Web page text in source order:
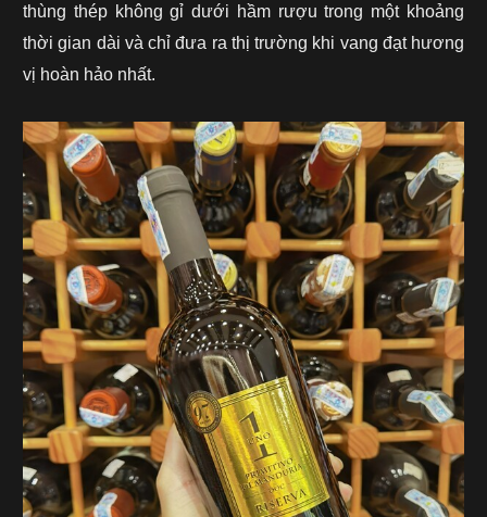
thùng thép không gỉ dưới hầm rượu trong một khoảng
thời gian dài và chỉ đưa ra thị trường khi vang đạt hương
vị hoàn hảo nhất.